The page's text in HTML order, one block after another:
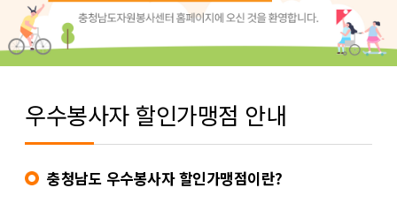
우수봉사자 할인가맹점 안내
충청남도 우수봉사자 할인가맹점이란?